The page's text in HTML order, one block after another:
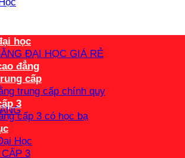
học
ĐẠI HỌC GIÁ RẺ
đẳng
cấp
trung cấp chính quy
3
cấp 3 có học bạ
Học
3